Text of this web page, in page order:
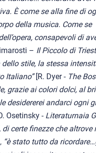
È come se alla fine di
della musica. Come se
consapevoli di
– Il Piccolo di
dello stile, la stessa
Italiano”[R. Dyer - The
grazie ai colori dolci, al
desidererei andarci ogni
Osetinsky - Literaturnaia
certe finezze che altrove
“è stato tutto da